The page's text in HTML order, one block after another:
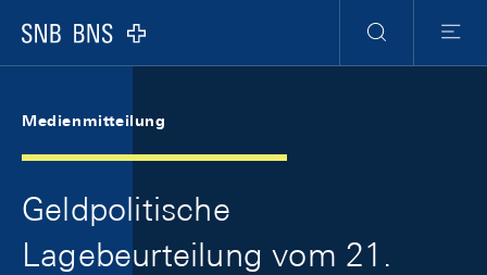
Logo
Suche
Menu
Medienmitteilung
Geldpolitische
Lagebeurteilung vom 21.